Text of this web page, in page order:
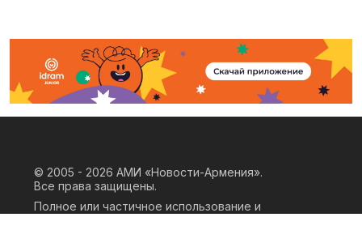
© 2005 - 2026 АМИ «Новости-Армения».
Все права защищены.
Полное или частичное использование и